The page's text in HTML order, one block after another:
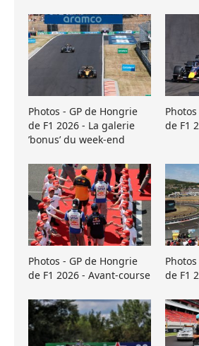
Photos - GP de Hongrie
de F1 2026 - La galerie
’bonus’ du week-end
de F1
Photos - GP de Hongrie
de F1 2026 - Avant-course
de F1